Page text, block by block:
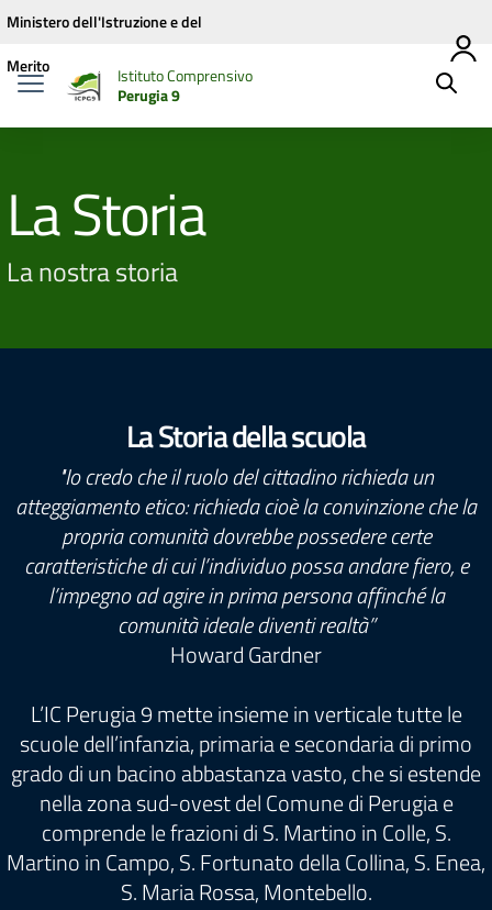
Vai ai contenuti
Vai al menu di navigazione
Vai al footer
Ministero dell'Istruzione e del
Merito
Istituto Comprensivo
Perugia 9
La Storia
La nostra storia
La Storia della scuola
"Io credo che il ruolo del cittadino richieda un
atteggiamento etico: richieda cioè la convinzione che la
propria comunità dovrebbe possedere certe
caratteristiche di cui l’individuo possa andare fiero, e
l’impegno ad agire in prima persona affinché la
comunità ideale diventi realtà”
Howard Gardner
L’IC Perugia 9 mette insieme in verticale tutte le
scuole dell’infanzia, primaria e secondaria di primo
grado di un bacino abbastanza vasto, che si estende
nella zona sud-ovest del Comune di Perugia e
comprende le frazioni di S. Martino in Colle, S.
Martino in Campo, S. Fortunato della Collina, S. Enea,
S. Maria Rossa, Montebello.